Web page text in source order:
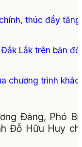
thúc đẩy tăng
Lắk trên bản đồ
chương trình khảo
Đảng, Phó
Đỗ Hữu Huy